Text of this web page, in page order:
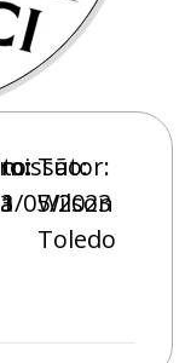
05/2023
Tutor:
Wilson
Toledo